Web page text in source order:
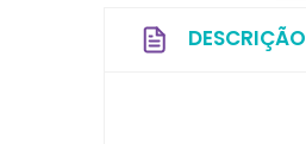
DESCRIÇÃO